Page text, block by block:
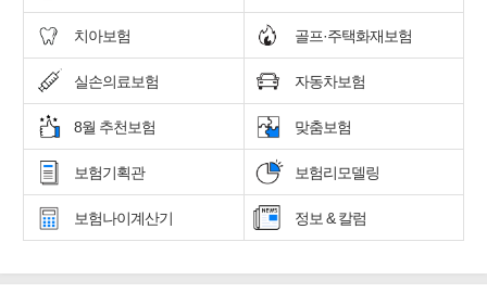
치아보험 골프·주택화재보험
실손의료보험 자동차보험
8월 추천보험 맞춤보험
보험기획관 보험리모델링
보험나이계산기 정보 & 칼럼